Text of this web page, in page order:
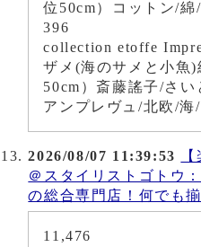
位50cm）コットン/綿
396
collection etoffe
ザメ(海のサメと小魚
50cm）斎藤謠子/さい
アンプレヴュ/北欧/海
2026/08/07 11:39:53
＠スタイリストゴトウ
の総合専門店！何でも
11,476